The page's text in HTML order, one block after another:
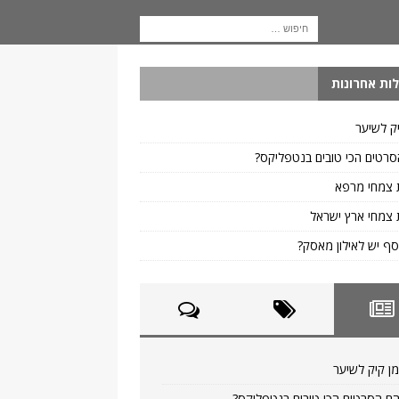
אחרונות
לשיער
הכי טובים בנטפליקס?
צמחי מרפא
צמחי ארץ ישראל
יש לאילון מאסק?
קיק לשיער